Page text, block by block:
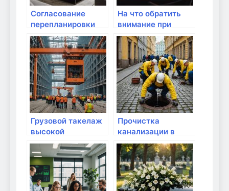
Согласование
перепланировки
квартиры в Санкт-
Петербурге —
узаконим уже
сделанную
перепланировку —
Pereplan
На что обратить
внимание при
выборе сетевых
панелей
Грузовой такелаж
высокой
сложности в
Санкт-Петербурге:
Профессиональный
подход к сложным
задачам
Прочистка
канализации в
Санкт-Петербурге:
причины, методы и
советы